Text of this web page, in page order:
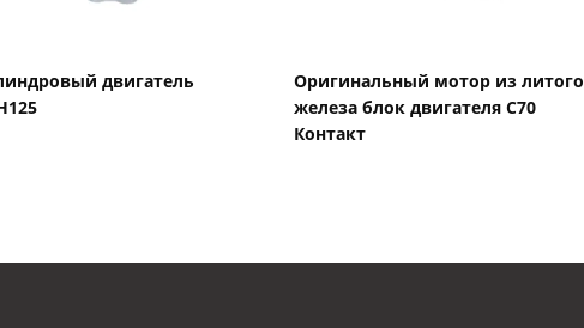
двигатель
Оригинальный мотор из литого
железа блок двигателя C70
Контакт